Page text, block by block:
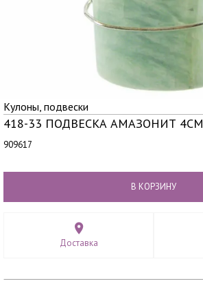
Кулоны, подвески
418-33 ПОДВЕСКА АМАЗОНИТ 4СМ
909617
В КОРЗИНУ
Доставка